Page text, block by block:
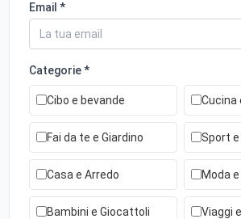
Email *
Categorie *
Cibo e bevande Cucina
Fai da te e Giardino Sport
Casa e Arredo Moda
Bambini e Giocattoli Viaggi